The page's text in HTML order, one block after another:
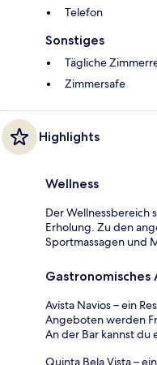
Telefon
Sonstiges
Tägliche
Zimmersafe
Highlights
Wellness
Der Wellnessbereich
Erholung. Zu den
Sportmassagen und
Gastronomisches
Avista Navios – ein
Angeboten werden
An der Bar kannst du
Quinta Bela Vista –